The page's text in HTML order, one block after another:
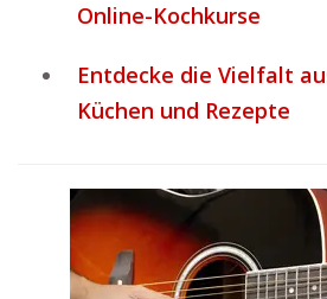
Online-Kochkurse
Entdecke die Vielfalt
Küchen und Rezepte